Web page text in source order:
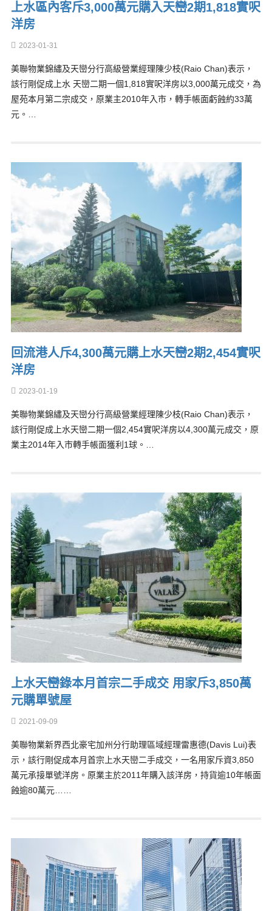
上水區內客斥3,000萬元購入天巒2期1,818實呎
洋房
2023-01-31
美聯物業錦繡及天巒分行高級營業經理陳少枝(Raio Chan)表示，
該行剛促成上水 天巒二期一個1,818實呎洋房以3,000萬元成交，為
屋苑本月第二宗成交，原業主2010年入市，轉手帳面虧蝕約33萬
元。…
回流港人斥4,300萬元購上水天巒2期2,454實呎
洋房
2023-01-19
美聯物業錦繡及天巒分行高級營業經理陳少枝(Raio Chan)表示，
該行剛促成上水天巒二期一個2,454實呎洋房以4,300萬元成交，原
業主2014年入市轉手帳面獲利1球。…
上水天巒錄本月首宗二手成交 用家斥3,850萬
元購單號屋
2021-09-09
美聯物業新界西北豪宅加州分行助理區域經理雷惠德(Davis Lui)表
示，該行剛促成本月首宗上水天巒二手成交，一名用家斥資3,850
萬元承接單號洋房。原業主於2011年購入該洋房，持貨逾10年帳面
蝕逾80萬元……